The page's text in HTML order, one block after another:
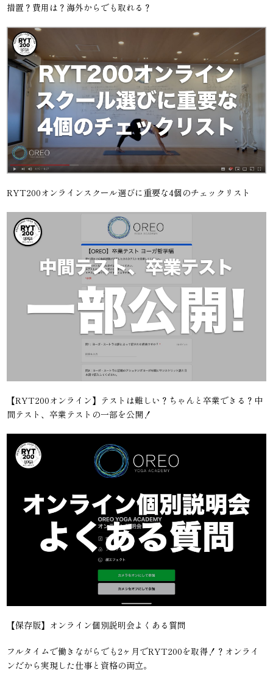
措置？費用は？海外からでも取れる？
RYT200オンラインスクール選びに重要な4個のチェックリスト
【RYT200オンライン】テストは難しい？ちゃんと卒業できる？中
間テスト、卒業テストの一部を公開！
【保存版】オンライン個別説明会よくある質問
フルタイムで働きながらでも2ヶ月でRYT200を取得！？オンライ
ンだから実現した仕事と資格の両立。